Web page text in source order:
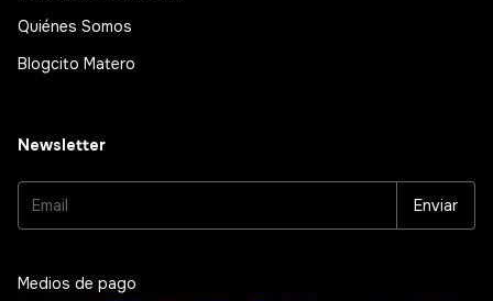
Quiénes Somos
Blogcito Matero
Newsletter
Medios de pago